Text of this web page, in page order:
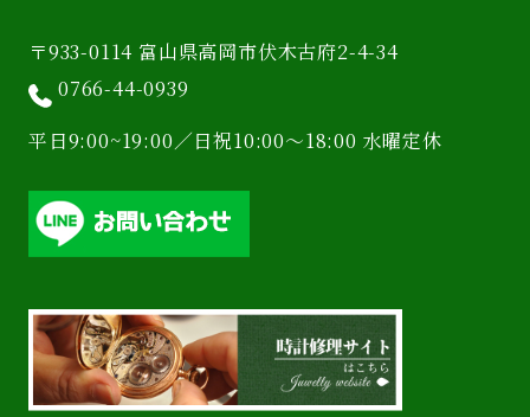
〒933-0114 富山県高岡市伏木古府2-4-34
0766-44-0939
平日9:00~19:00／日祝10:00〜18:00 水曜定休